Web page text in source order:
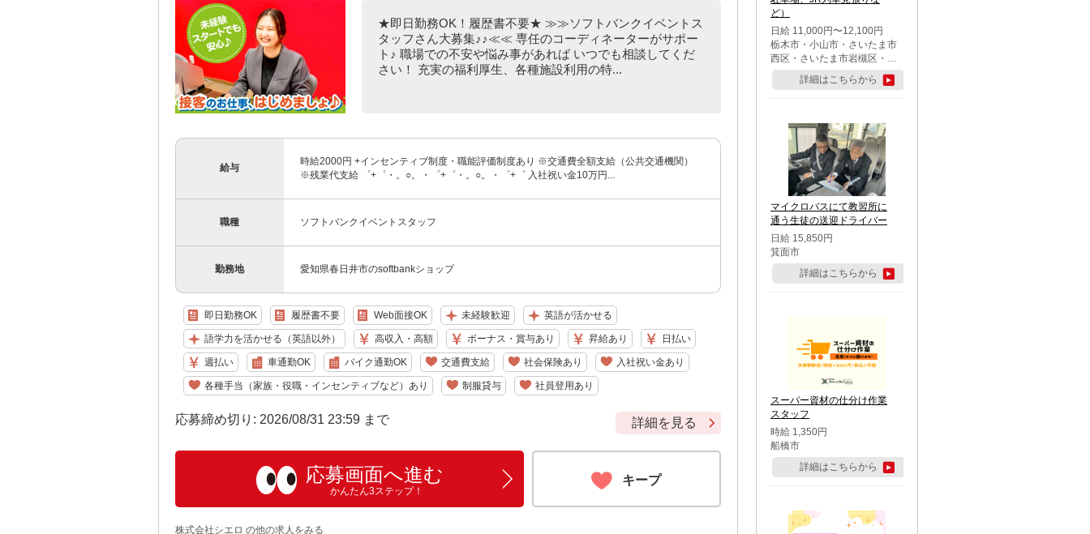
★即日勤務OK！履歴書不要★ ≫≫ソフトバンクイベントス
タッフさん大募集♪♪≪≪ 専任のコーディネーターがサポー
ト♪ 職場での不安や悩み事があれば いつでも相談してくだ
さい！ 充実の福利厚生、各種施設利用の特...
給与
時給2000円 +インセンティブ制度・職能評価制度あり ※交通費全額支給（公共交通機関）
※残業代支給 ゜+゜・。○。・゜+゜・。○。・゜+゜ 入社祝い金10万円...
職種 ソフトバンクイベントスタッフ
勤務地 愛知県春日井市のsoftbankショップ
即日勤務OK 履歴書不要 Web面接OK 未経験歓迎 英語が活かせる
語学力を活かせる（英語以外） 高収入・高額 ボーナス・賞与あり 昇給あり 日払い
週払い 車通勤OK バイク通勤OK 交通費支給 社会保険あり 入社祝い金あり
各種手当（家族・役職・インセンティブなど）あり 制服貸与 社員登用あり
応募締め切り: 2026/08/31 23:59 まで 詳細を見る
応募画面へ進む
かんたん3ステップ！
キープ
株式会社シエロ の他の求人をみる
ど）
日給 11,000円〜12,100円
栃木市・小山市・さいたま市
西区・さいたま市岩槻区・久
喜市・蓮田市
詳細はこちらから
マイクロバスにて教習所に
通う生徒の送迎ドライバー
日給 15,850円
箕面市
詳細はこちらから
スーパー資材の仕分け作業
スタッフ
時給 1,350円
船橋市
詳細はこちらから